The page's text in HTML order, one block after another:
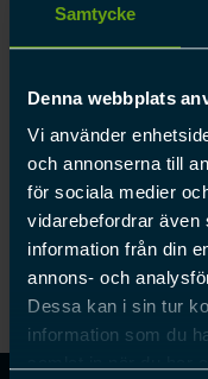
Samtycke
Denna webbplats
Vi använder
och annonserna till
för sociala medier
vidarebefordrar även
information från din
annons- och
Dessa kan i sin tur
information som du
FAQ
Lagar och regler
GPSJournal
Tjänstebil
Förmånsbil